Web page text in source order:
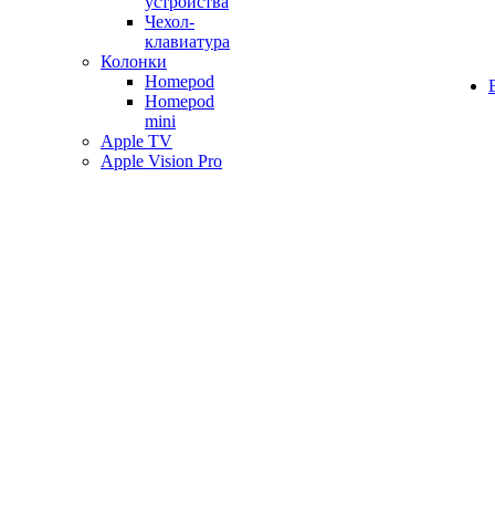
Чехол-
клавиатура
Колонки
Homepod
Homepod
mini
Apple TV
Apple Vision Pro